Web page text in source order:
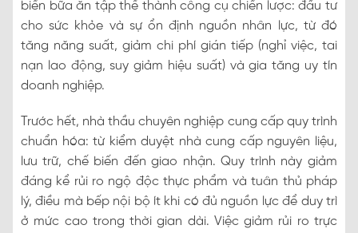
biến bữa ăn tập thể thành công cụ chiến lược: đầu tư
cho sức khỏe và sự ổn định nguồn nhân lực, từ đó
tăng năng suất, giảm chi phí gián tiếp (nghỉ việc, tai
nạn lao động, suy giảm hiệu suất) và gia tăng uy tín
doanh nghiệp.
Trước hết, nhà thầu chuyên nghiệp cung cấp quy trình
chuẩn hóa: từ kiểm duyệt nhà cung cấp nguyên liệu,
lưu trữ, chế biến đến giao nhận. Quy trình này giảm
đáng kể rủi ro ngộ độc thực phẩm và tuân thủ pháp
lý, điều mà bếp nội bộ ít khi có đủ nguồn lực để duy trì
ở mức cao trong thời gian dài. Việc giảm rủi ro trực